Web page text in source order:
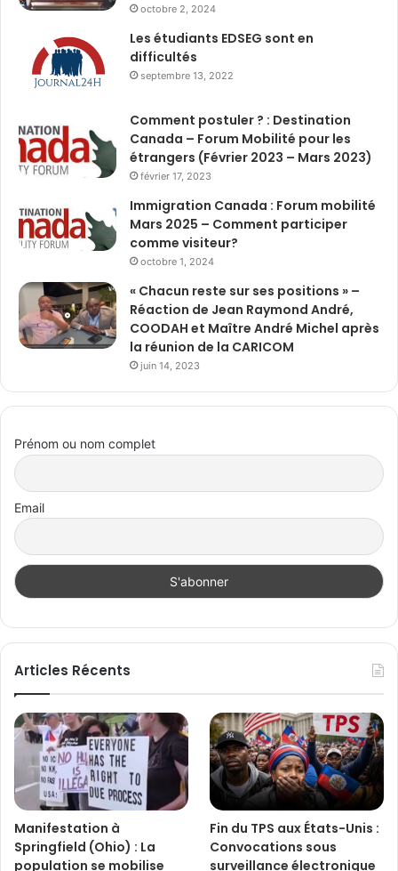
octobre 2, 2024
Les étudiants EDSEG sont en
difficultés
septembre 13, 2022
Comment postuler ? : Destination
Canada – Forum Mobilité pour les
étrangers (Février 2023 – Mars 2023)
février 17, 2023
Immigration Canada : Forum mobilité
Mars 2025 – Comment participer
comme visiteur?
octobre 1, 2024
« Chacun reste sur ses positions » –
Réaction de Jean Raymond André,
COODAH et Maître André Michel après
la réunion de la CARICOM
juin 14, 2023
Prénom ou nom complet
Email
Articles Récents
Manifestation à
Springfield (Ohio) : La
population se mobilise
Fin du TPS aux États-Unis :
Convocations sous
surveillance électronique